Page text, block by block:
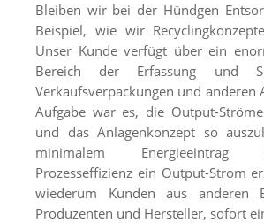
Bleiben wir bei der Hündgen
Beispiel, wie wir
Unser Kunde verfügt über ein
Bereich der Erfassung und
Verkaufsverpackungen und anderen
Aufgabe war es, die Output-
und das Anlagenkonzept so
minimalem
Prozesseffizienz ein Output-Strom
wiederum Kunden aus anderen
Produzenten und Hersteller, sofort